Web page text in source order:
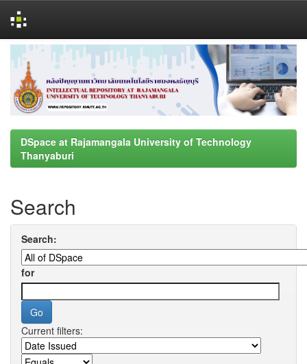
navigation
DSpace at Rajamangala University of Technology
Thanyaburi
Search
Search:
for
Current filters: